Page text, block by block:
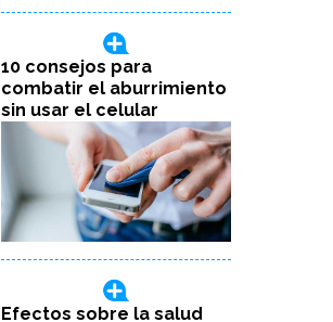
10 consejos para
combatir el aburrimiento
sin usar el celular
Efectos sobre la salud